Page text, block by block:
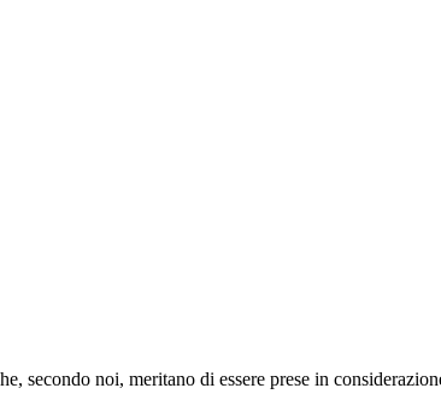
secondo noi, meritano di essere prese in